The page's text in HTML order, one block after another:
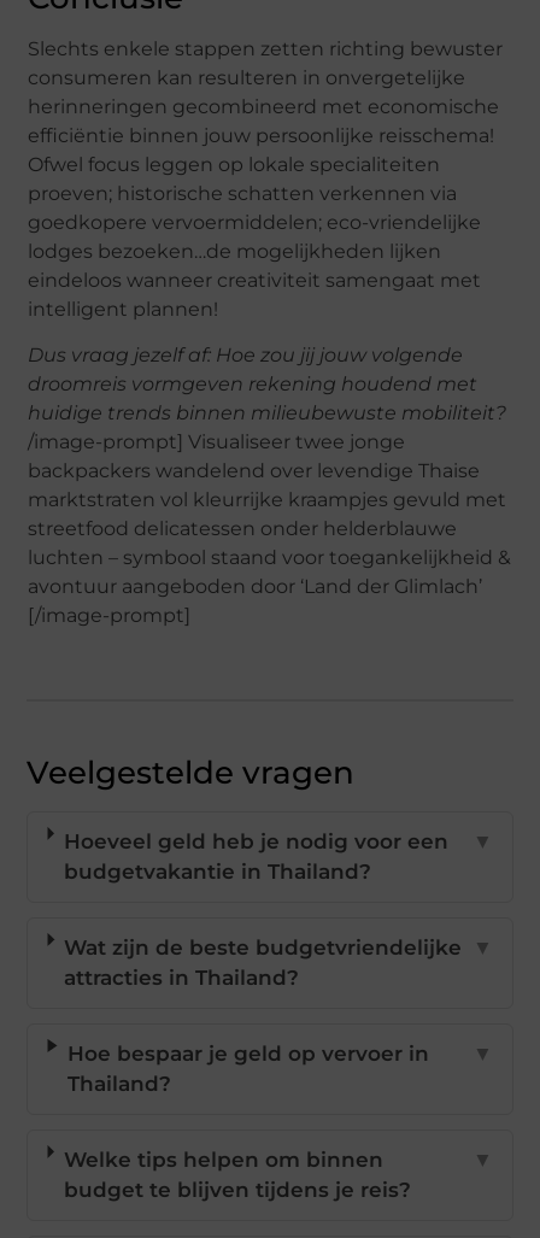
Slechts enkele stappen zetten richting bewuster
consumeren kan resulteren in onvergetelijke
herinneringen gecombineerd met economische
efficiëntie binnen jouw persoonlijke reisschema!
Ofwel focus leggen op lokale specialiteiten
proeven; historische schatten verkennen via
goedkopere vervoermiddelen; eco-vriendelijke
lodges bezoeken…de mogelijkheden lijken
eindeloos wanneer creativiteit samengaat met
intelligent plannen!
Dus vraag jezelf af: Hoe zou jij jouw volgende
droomreis vormgeven rekening houdend met
huidige trends binnen milieubewuste mobiliteit?
/image-prompt] Visualiseer twee jonge
backpackers wandelend over levendige Thaise
marktstraten vol kleurrijke kraampjes gevuld met
streetfood delicatessen onder helderblauwe
luchten – symbool staand voor toegankelijkheid &
avontuur aangeboden door ‘Land der Glimlach’
[/image-prompt]
Veelgestelde vragen
Hoeveel geld heb je nodig voor een
budgetvakantie in Thailand?
▼
Wat zijn de beste budgetvriendelijke
attracties in Thailand?
▼
Hoe bespaar je geld op vervoer in
Thailand?
▼
Welke tips helpen om binnen
budget te blijven tijdens je reis?
▼